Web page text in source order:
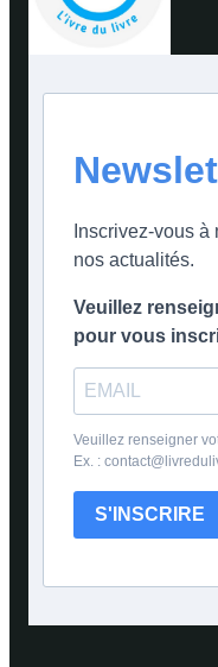
Inscrivez-vous
nos actualités.
Veuillez
pour vous
Veuillez renseigner
Ex. :
S'INSCRIRE